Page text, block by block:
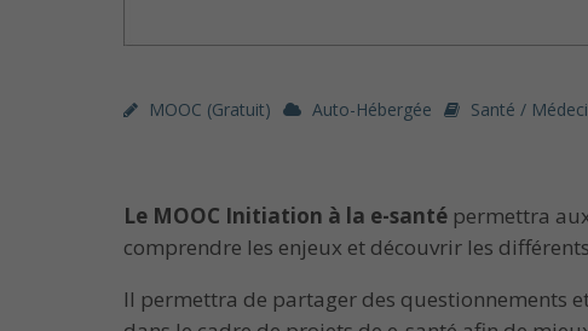
MOOC (gratuit) Auto-Hébergée Santé /
Le MOOC Initiation à la e-santé permettra
comprendre les enjeux et découvrir les
Il permettra de partager des questionnements